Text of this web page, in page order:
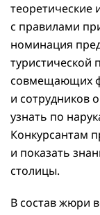
теоретические
с правилами
номинация
туристической
совмещающих
и сотрудников
узнать по
Конкурсантам
и показать
столицы.
В состав жюри